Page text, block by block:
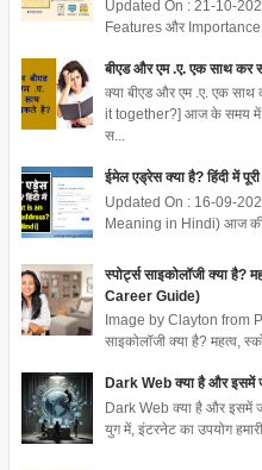
Updated On : 21-10-
Features और Importance
बीएड और एम .ए. एक साथ कर
क्या बीएड और एम .ए. एक
it together?] आज के समय में
स...
ईमेल एड्रेस क्या है? हिंदी में पूरी
Updated On : 16-09-
Meaning in Hindi) आज की
स्पोर्ट्स साइकोलॉजी क्या
Career Guide)
Image by Clayton from
साइकोलॉजी क्या है? महत्व,
Dark Web क्या है और इसमें
Dark Web क्या है और इसमें
युग में, इंटरनेट का उपयोग